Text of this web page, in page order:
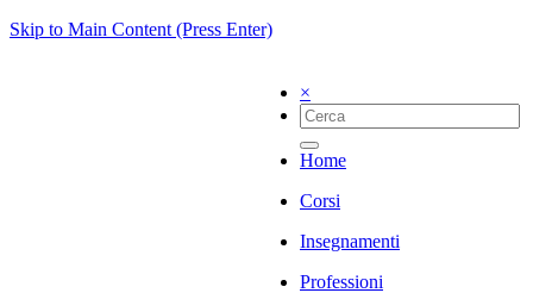
Skip to Main Content (Press Enter)
×
Home
Corsi
Insegnamenti
Professioni